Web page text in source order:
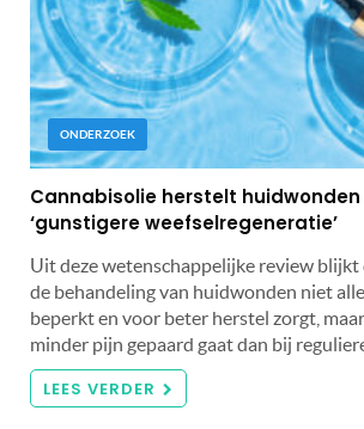
ONDERZOEK
Cannabisolie herstelt
‘gunstigere weefselregeneratie’
Uit deze wetenschappelijke review
de behandeling van huidwonden niet
beperkt en voor beter herstel zorgt,
minder pijn gepaard gaat dan bij
LEES VERDER